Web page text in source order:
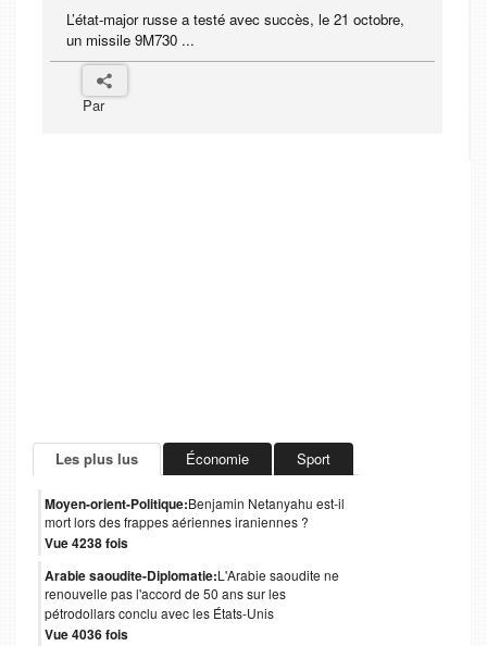
L’état-major russe a testé avec succès, le 21 octobre,
un missile 9M730 ...
Par
Les plus lus Économie Sport
Moyen-orient-Politique:Benjamin Netanyahu est-il
mort lors des frappes aériennes iraniennes ?
Vue 4238 fois
Arabie saoudite-Diplomatie:L'Arabie saoudite ne
renouvelle pas l'accord de 50 ans sur les
pétrodollars conclu avec les États-Unis
Vue 4036 fois